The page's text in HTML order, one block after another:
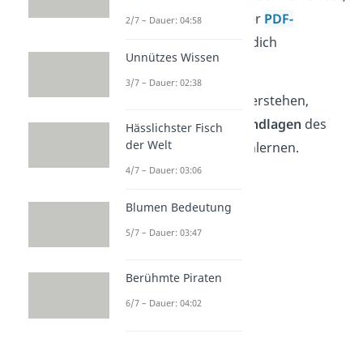
haben wir auch in einer PDF-
bildlich für dich
zusammengefasst!
Um die Anleitung zu verstehen,
musst du erst die
Grundlagen des
Zauberwürfels kennenlernen.
2/7 – Dauer: 04:58
Unnützes Wissen
3/7 – Dauer: 02:38
Hässlichster Fisch
der Welt
4/7 – Dauer: 03:06
Blumen Bedeutung
5/7 – Dauer: 03:47
Berühmte Piraten
6/7 – Dauer: 04:02